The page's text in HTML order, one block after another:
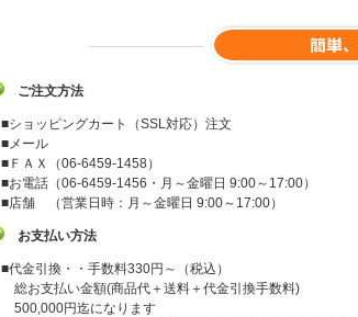
ご注文方法
■ショッピングカート（SSL対応）注文
■メール
■ＦＡＸ（06-6459-1458）
■お電話（06-6459-1456・月～金曜日 9:00～17:00）
■店舗 （営業日時：月～金曜日 9:00～17:00）
お支払い方法
■代金引換・・手数料330円～（税込）
総お支払い金額(商品代＋送料＋代金引換手数料)
500,000円迄になります